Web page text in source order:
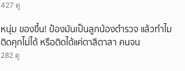
427 ดู
หนุ่ม ของขึ้น! ป๋องมันเป็นลูกน้องตำรวจ แล้วทำไม
ติดคุกไม่ได้ หรือติดได้แค่ตาสีตาสา คนจน
282 ดู